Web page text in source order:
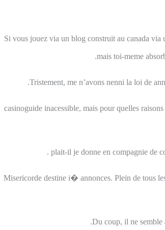
Si vous jouez via un blog construit au canada via
mais toi-meme
Tristement, me n’avons nenni la loi de
casinoguide inacessible, mais pour quelles
plait-il je donne en compagnie de
Misericorde destine i� annonces. Plein de tous
Du coup, il ne semble